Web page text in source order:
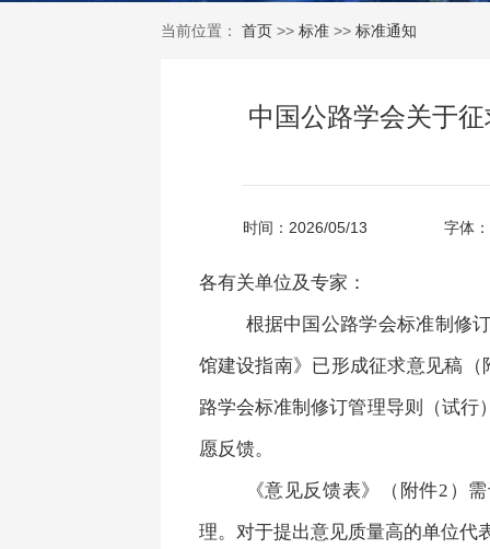
当前位置： 首页>> 标准>> 标准通知
中国公路学会关于
时间：2026/05/13 字体
各有关单位及专家：
根据中国公路学会标准制修
馆建设指南》已形成征求意见稿
路学会标准制修订管理导则（试
愿反馈。
《意见反馈表》（附件2）
理。对于提出意见质量高的单位代